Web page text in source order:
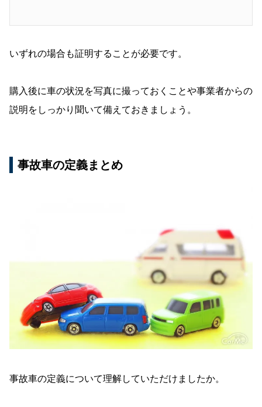
いずれの場合も証明することが必要です。
購入後に車の状況を写真に撮っておくことや事業者からの
説明をしっかり聞いて備えておきましょう。
事故車の定義まとめ
事故車の定義について理解していただけましたか。